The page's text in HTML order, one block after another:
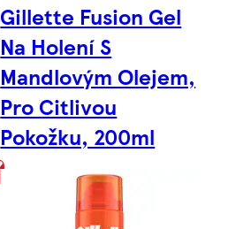
Gillette Fusion Gel
Na Holení S
Mandlovým Olejem,
Pro Citlivou
Pokožku, 200ml